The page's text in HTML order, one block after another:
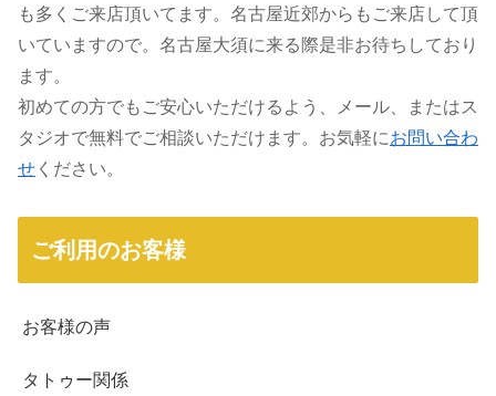
も多くご来店頂いてます。名古屋近郊からもご来店して頂
いていますので。名古屋大須に来る際是非お待ちしており
ます。
初めての方でもご安心いただけるよう、メール、またはス
タジオで無料でご相談いただけます。お気軽にお問い合わ
せ ください。
ご利用のお客様
お客様の声
タトゥー関係